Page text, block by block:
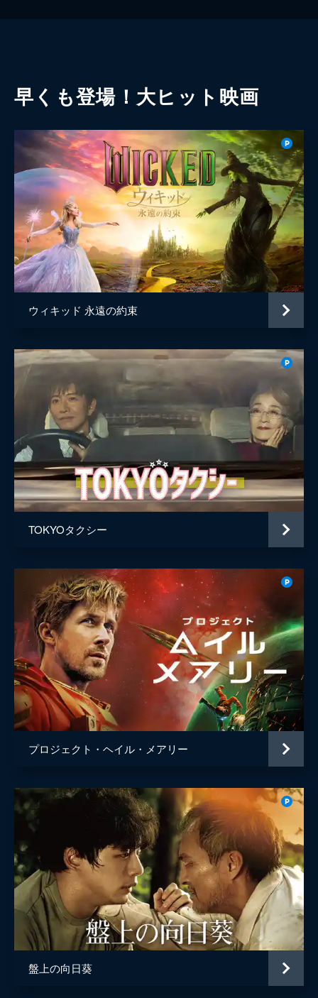
早くも登場！大ヒット映画
ウィキッド 永遠の約束
TOKYOタクシー
プロジェクト・ヘイル・メアリー
盤上の向日葵